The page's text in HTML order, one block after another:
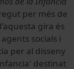
per més de
gira és
socials i
per al disseny
destinat